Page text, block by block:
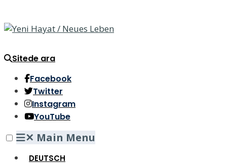
Sitede ara
Facebook
Twitter
Instagram
YouTube
✕ Main Menu
DEUTSCH